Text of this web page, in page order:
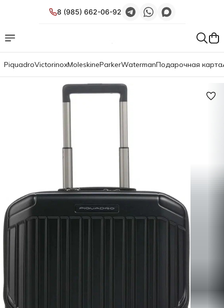
8 (985) 662-06-92
PiquadroVictorinoxMoleskineParkerWatermanПодарочная карта